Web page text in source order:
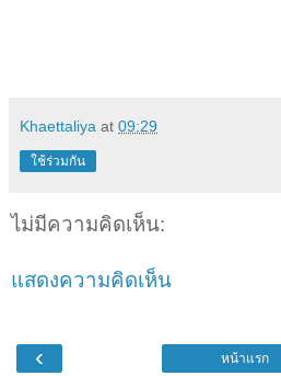
Khaettaliya at 09:29
ใช้ร่วมกัน
ไม่มีความคิดเห็น:
แสดงความคิดเห็น
‹ หน้าแรก